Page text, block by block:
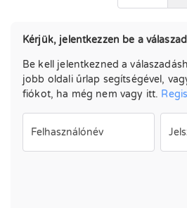
Kérjük, jelentkezzen be a
Be kell jelentkezned a
jobb oldali űrlap segítségével,
fiókot, ha még nem vagy itt.
Felhasználónév